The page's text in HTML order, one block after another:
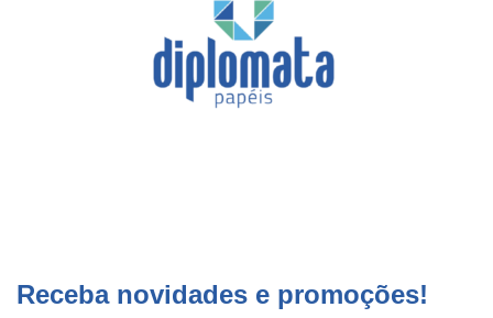
Receba novidades e promoções!